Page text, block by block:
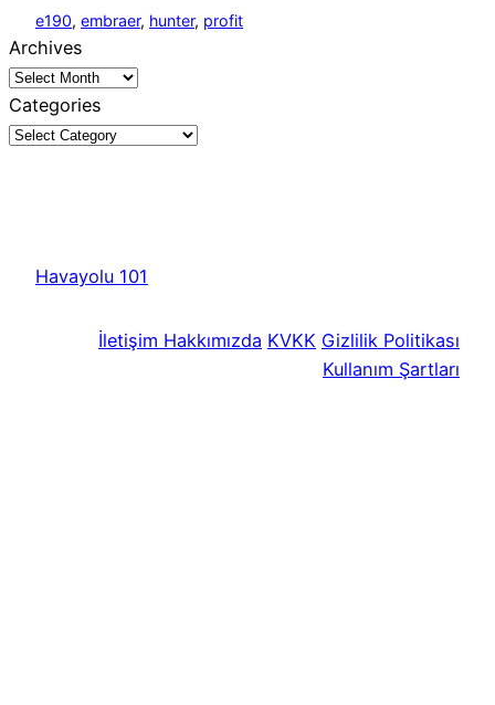
e190, embraer, hunter, profit
Archives
Categories
Havayolu 101
İletişim Hakkımızda KVKK Gizlilik Politikası
Kullanım Şartları